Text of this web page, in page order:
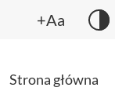
+Aa
Strona główna